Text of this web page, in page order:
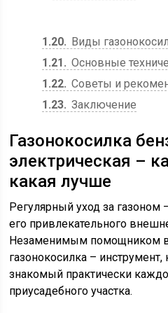
1.20
Виды
1.21
Основные
1.22 Советы и
1.23 Заключение
Газонокосилка
электрическая –
какая лучше
Регулярный уход за газоном
его привлекательного
Незаменимым помощником в
газонокосилка –
знакомый практически
приусадебного участка.